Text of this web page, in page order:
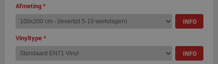
Afmeting*
INFO
Vinyltype*
INFO